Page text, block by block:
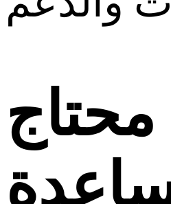
محتاج